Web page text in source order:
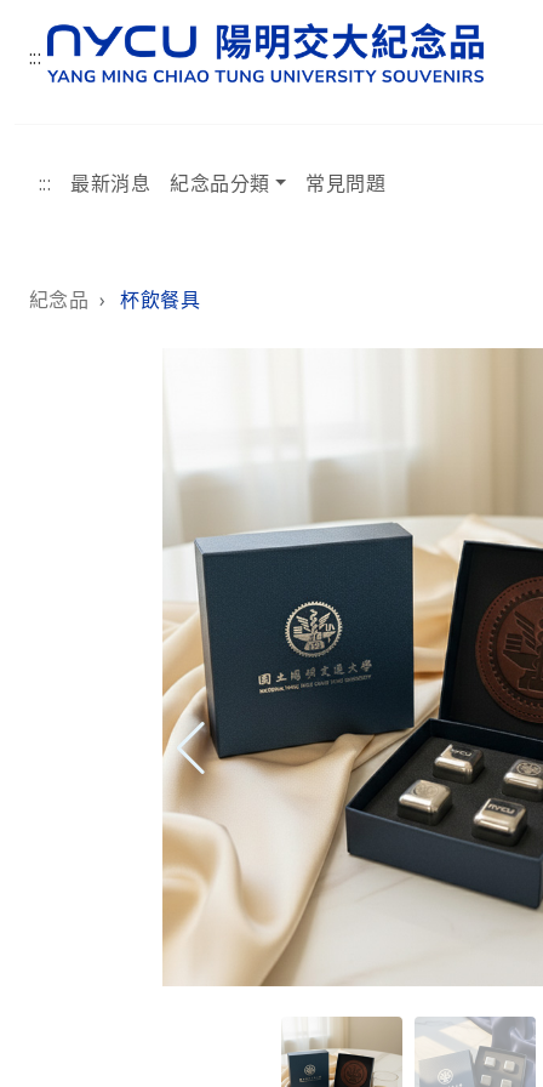
:::
::: 最新消息 紀念品分類 常見問題
紀念品 › 杯飲餐具